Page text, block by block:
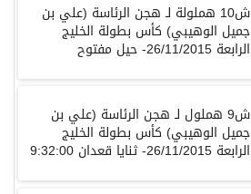
ش10 هملولة لـ هجن الرئاسة (علي بن
جميل الوهيبي) كأس بطولة الخليج
الرابعة 26/11/2015- حيل مفتوح
ش9 هملول لـ هجن الرئاسة (علي بن
جميل الوهيبي) كأس بطولة الخليج
الرابعة 26/11/2015- ثنايا قعدان 9:32:00